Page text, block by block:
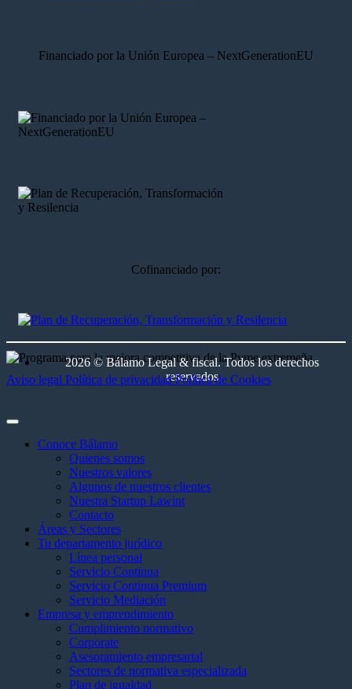
Financiado por la Unión Europea – NextGenerationEU
Cofinanciado por:
2026 © Bálamo Legal & fiscal. Todos los derechos
reservados
Aviso legal Política de privacidad Política de Cookies
Conoce Bálamo
Quienes somos
Nuestros valores
Algunos de nuestros clientes
Nuestra Startup Lawint
Contacto
Áreas y Sectores
Tu departamento jurídico
Línea personal
Servicio Continua
Servicio Continua Premium
Servicio Mediación
Empresa y emprendimiento
Cumplimiento normativo
Corporate
Asesoramiento empresarial
Sectores de normativa especializada
Plan de igualdad